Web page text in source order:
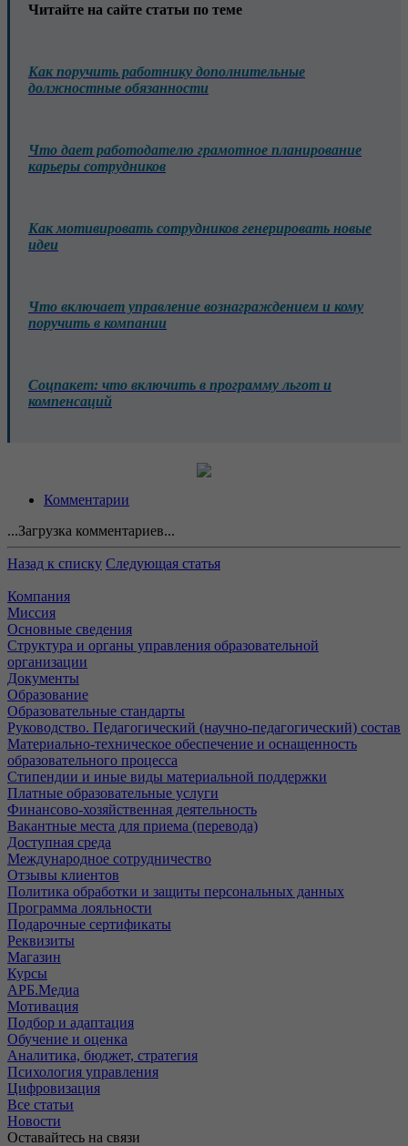
Читайте на сайте статьи по теме
Как поручить работнику дополнительные
должностные обязанности
Что дает работодателю грамотное планирование
карьеры сотрудников
Как мотивировать сотрудников генерировать новые
идеи
Что включает управление вознаграждением и кому
поручить в компании
Соцпакет: что включить в программу льгот и
компенсаций
Комментарии
...Загрузка комментариев...
Назад к списку Следующая статья
Компания
Миссия
Основные сведения
Структура и органы управления образовательной
организации
Документы
Образование
Образовательные стандарты
Руководство. Педагогический (научно-педагогический) состав
Материально-техническое обеспечение и оснащенность
образовательного процесса
Стипендии и иные виды материальной поддержки
Платные образовательные услуги
Финансово-хозяйственная деятельность
Вакантные места для приема (перевода)
Доступная среда
Международное сотрудничество
Отзывы клиентов
Политика обработки и защиты персональных данных
Программа лояльности
Подарочные сертификаты
Реквизиты
Магазин
Курсы
АРБ.Медиа
Мотивация
Подбор и адаптация
Обучение и оценка
Аналитика, бюджет, стратегия
Психология управления
Цифровизация
Все статьи
Новости
Оставайтесь на связи